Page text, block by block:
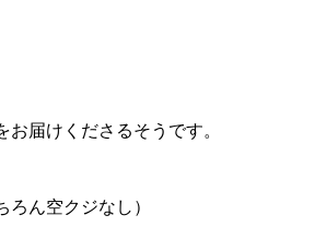
届けくださるそうです。
ん空クジなし）